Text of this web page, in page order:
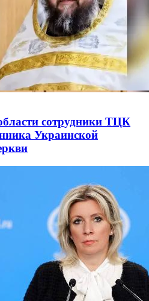
сотрудники ТЦК
Украинской